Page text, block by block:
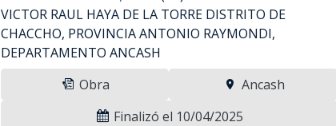
VICTOR RAUL HAYA DE LA TORRE DISTRITO DE
CHACCHO, PROVINCIA ANTONIO RAYMONDI,
DEPARTAMENTO ANCASH
Obra
Ancash
Finalizó el 10/04/2025